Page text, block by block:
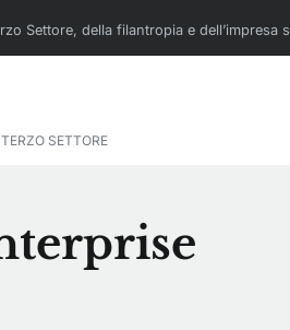
Settore, della filantropia e dell’impresa
SETTORE